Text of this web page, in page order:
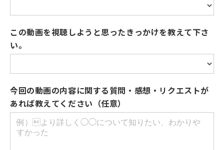
この動画を視聴しようと思ったきっかけを教えて下さ
い。
今回の動画の内容に関する質問・感想・リクエストが
あれば教えてください（任意）